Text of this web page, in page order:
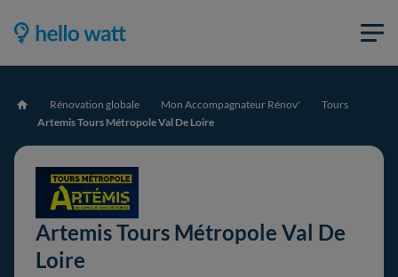
Accueil Rénovation globale Mon Accompagnateur Rénov'
Tours
Artemis Tours Métropole Val De Loire
Artemis Tours Métropole Val De
Loire